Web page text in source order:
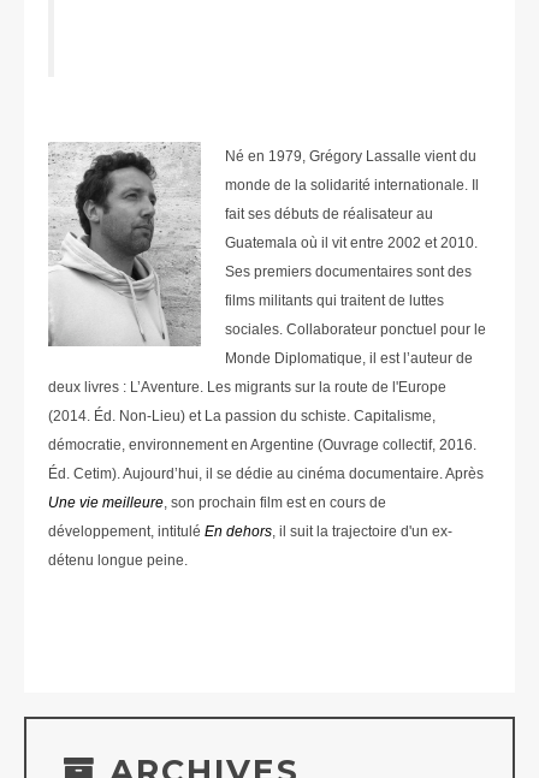
Né en 1979, Grégory Lassalle vient du
monde de la solidarité internationale. Il
fait ses débuts de réalisateur au
Guatemala où il vit entre 2002 et 2010.
Ses premiers documentaires sont des
films militants qui traitent de luttes
sociales. Collaborateur ponctuel pour le
Monde Diplomatique, il est l’auteur de
deux livres : L’Aventure. Les migrants sur la route de l'Europe
(2014. Éd. Non-Lieu) et La passion du schiste. Capitalisme,
démocratie, environnement en Argentine (Ouvrage collectif, 2016.
Éd. Cetim). Aujourd’hui, il se dédie au cinéma documentaire. Après
Une vie meilleure , son prochain film est en cours de
développement, intitulé En dehors , il suit la trajectoire d'un ex-
détenu longue peine.